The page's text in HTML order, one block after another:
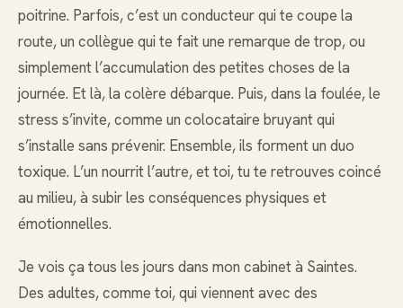
poitrine. Parfois, c’est un conducteur qui te coupe la
route, un collègue qui te fait une remarque de trop, ou
simplement l’accumulation des petites choses de la
journée. Et là, la colère débarque. Puis, dans la foulée, le
stress s’invite, comme un colocataire bruyant qui
s’installe sans prévenir. Ensemble, ils forment un duo
toxique. L’un nourrit l’autre, et toi, tu te retrouves coincé
au milieu, à subir les conséquences physiques et
émotionnelles.
Je vois ça tous les jours dans mon cabinet à Saintes.
Des adultes, comme toi, qui viennent avec des